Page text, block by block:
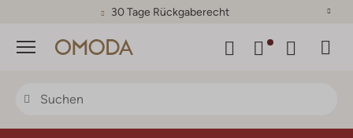
30 Tage Rückgaberecht
Menü